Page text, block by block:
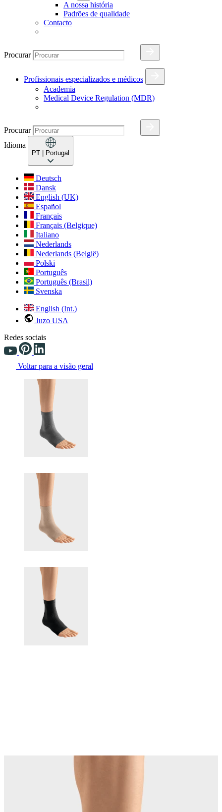
A nossa história
Padrões de qualidade
Contacto
Procurar
Profissionais especializados e médicos
Academia
Medical Device Regulation (MDR)
Procurar
Idioma
PT | Portugal
Deutsch
Dansk
English (UK)
Español
Français
Français (Belgique)
Italiano
Nederlands
Nederlands (België)
Polski
Português
Português (Brasil)
Svenska
English (Int.)
Juzo USA
Redes sociais
Voltar para a visão geral